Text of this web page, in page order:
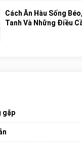
Cách Ăn Hàu Sống
Tanh Và Những Điều
gặp